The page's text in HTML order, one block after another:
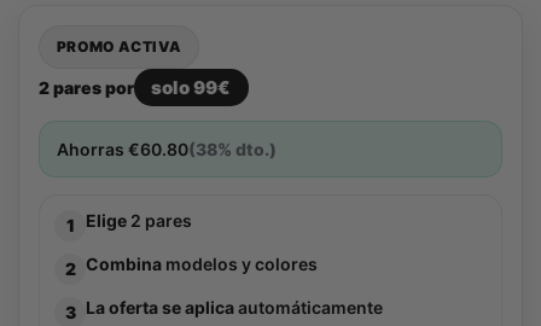
PROMO ACTIVA
2 pares por solo 99€
Ahorras €60.80(38% dto.)
1 Elige 2 pares
2 Combina modelos y colores
3 La oferta se aplicaautomáticamente